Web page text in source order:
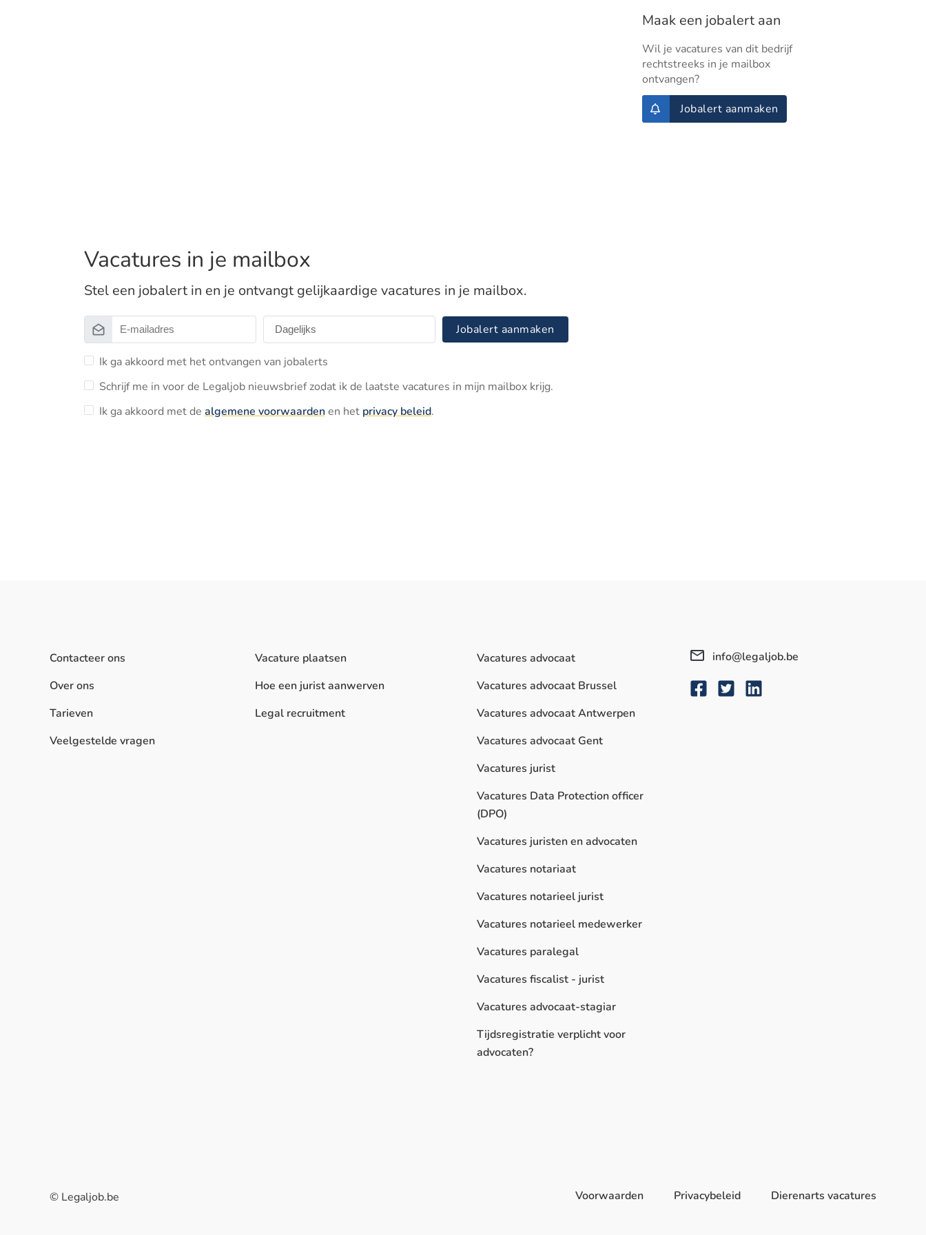
Maak een jobalert aan
Wil je vacatures van dit bedrijf
rechtstreeks in je mailbox
ontvangen?
Jobalert aanmaken
Vacatures in je mailbox
Stel een jobalert in en je ontvangt gelijkaardige vacatures in je mailbox.
Jobalert aanmaken
Ik ga akkoord met het ontvangen van jobalerts
Schrijf me in voor de Legaljob nieuwsbrief zodat ik de laatste vacatures in mijn mailbox krijg.
Ik ga akkoord met de algemene voorwaardenen het privacy beleid.
Contacteer ons
Over ons
Tarieven
Veelgestelde vragen
Vacature plaatsen
Hoe een jurist aanwerven
Legal recruitment
Vacatures advocaat
Vacatures advocaat Brussel
Vacatures advocaat Antwerpen
Vacatures advocaat Gent
Vacatures jurist
Vacatures Data Protection officer
(DPO)
Vacatures juristen en advocaten
Vacatures notariaat
Vacatures notarieel jurist
Vacatures notarieel medewerker
Vacatures paralegal
Vacatures fiscalist - jurist
Vacatures advocaat-stagiar
Tijdsregistratie verplicht voor
advocaten?
info@legaljob.be
© Legaljob.be Voorwaarden Privacybeleid Dierenarts vacatures